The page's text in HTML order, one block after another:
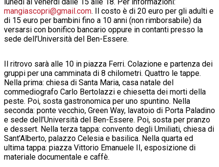
mangiascopri@gmail.com. Il costo è di 20 euro per gli adulti e
di 15 euro per bambini fino a 10 anni (non rimborsabile) da
versarsi con bonifico bancario oppure in contanti presso la
sede dell’Università del Ben-Essere.
Il ritrovo sarà alle 10 in piazza Ferri. Colazione e partenza dei
gruppi per una camminata di 8 chilometri. Quattro le tappe.
Nella prima: chiesa di Santa Maria, casa natale del
commediografo Carlo Bertolazzi e chiesetta dei morti della
peste. Poi, sosta gastronomica per uno spuntino. Nella
seconda: ponte vecchio, Green Way, lavatoio di Porta Paladino
e sede dell’Università del Ben-Essere. Poi, sosta per pranzo
e dessert. Nella terza tappa: convento degli Umiliati, chiesa di
Sant’Alberto, palazzo Celesia e basilica. Nella quarta ed
ultima tappa: piazza Vittorio Emanuele II, esposizione di
materiale documentale e caffè.